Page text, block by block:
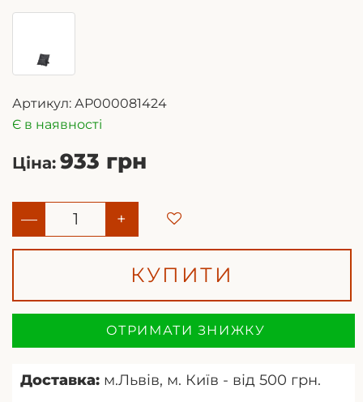
Артикул: АР000081424
Є в наявності
Ціна: 933 грн
— +
КУПИТИ
ОТРИМАТИ ЗНИЖКУ
Доставка: м.Львів, м. Київ - від 500 грн.